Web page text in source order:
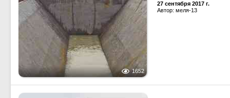
1652
27 сентября 2017 г.
Автор: меля-13